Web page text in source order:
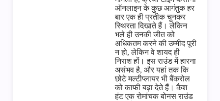
ऑनलाइन के कुछ आगंतुक हर
बार एक ही प्रतीक चुनकर
स्थिरता दिखाते हैं। लेकिन
भले ही उनकी जीत को
अधिकतम करने की उम्मीद पूरी
न हो, लेकिन वे शायद ही
निराश हों। इस राउंड में हारना
असंभव है, और यहां तक ​​कि
छोटे मल्टीप्लायर भी बैंकरोल
को काफी बढ़ा देते हैं। कैश
हंट एक रोमांचक बोनस राउंड